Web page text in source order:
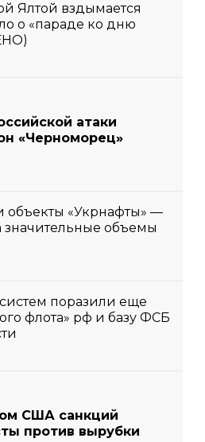
Ялтой вздымается
о «параде ко дню
атаки
«Черноморец»
объекты «Укрнафты» —
значительные объемы
поразили еще
флота» рф и базу ФСБ
США санкций
против вырубки